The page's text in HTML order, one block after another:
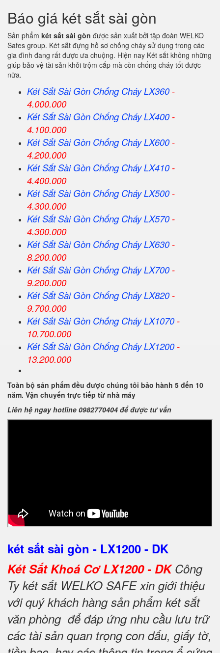
Báo giá két sắt sài gòn
Sản phẩm két sắt sài gòn được sản xuất bởi tập đoàn WELKO
Safes group. Két sắt đựng hồ sơ chống cháy sử dụng trong các
gia đình đang rất được ưa chuộng. Hiện nay Két sắt không những
giúp bảo vệ tài sản khỏi trộm cắp mà còn chống cháy tốt được
nữa.
Két Sắt Sài Gòn Chống Cháy LX360-
4.000.000
Két SắtSài Gòn Chống Cháy LX400-
4.100.000
Két SắtSài Gòn Chống Cháy LX600-
4.200.000
Két SắtSài Gòn Chống Cháy LX410-
4.400.000
Két SắtSài Gòn Chống Cháy LX500-
4.300.000
Két SắtSài Gòn Chống Cháy LX570-
4.300.000
Két SắtSài Gòn Chống Cháy LX630-
8.200.000
Két SắtSài Gòn Chống Cháy LX700-
9.200.000
Két SắtSài Gòn Chống Cháy LX820-
9.700.000
Két SắtSài Gòn Chống Cháy LX1070-
10.700.000
Két SắtSài Gòn Chống Cháy LX1200-
13.200.000
Toàn bộ sản phẩm đều được chúng tôi bảo hành 5 đến 10
năm. Vận chuyển trực tiếp từ nhà máy
Liên hệ ngay hotline 0982770404 để được tư vấn
két sắt sài gòn - LX1200 - DK
Két Sắt Khoá Cơ LX1200 - DKCông
Ty két sắt WELKO SAFE xin giới thiệu
với quý khách hàng sản phẩm két sắt
văn phòng để đáp ứng nhu cầu lưu trữ
các tài sản quan trọng con dấu, giấy tờ,